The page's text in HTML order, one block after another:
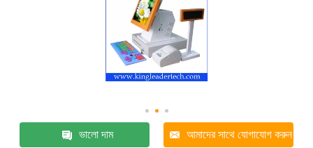
ভালো দাম আমাদের সাথে যোগাযোগ করুন